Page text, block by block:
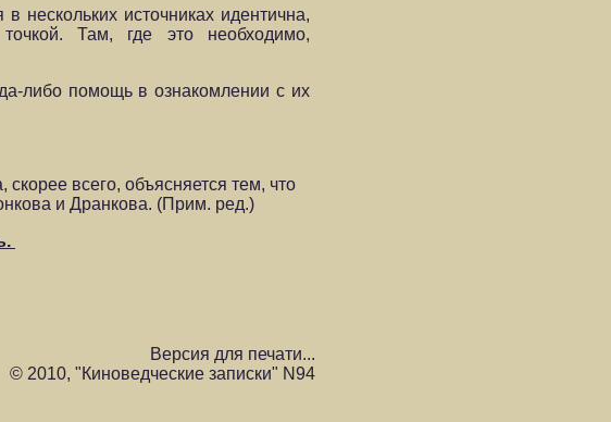
нескольких источниках идентична,
Там, где это необходимо,
либо помощь в ознакомлении с их
всего, объясняется тем, что
и Дранкова. (Прим. ред.)
Версия для печати...
© 2010, "Киноведческие записки" N94